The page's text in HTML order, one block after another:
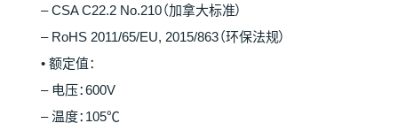
– CSA C22.2 No.210（加拿大标准）
– RoHS 2011/65/EU, 2015/863（环保法规）
• 额定值：
– 电压：600V
– 温度：105℃